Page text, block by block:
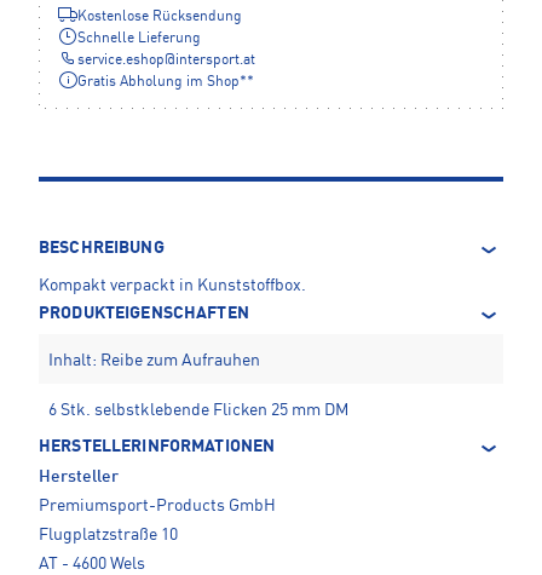
Kostenlose Rücksendung
Schnelle Lieferung
service.eshop@ intersport.at
Gratis Abholung im Shop**
BESCHREIBUNG
Kompakt verpackt in Kunststoffbox.
PRODUKTEIGENSCHAFTEN
Inhalt: Reibe zum Aufrauhen
6 Stk. selbstklebende Flicken 25 mm DM
HERSTELLERINFORMATIONEN
Hersteller
Premiumsport-Products GmbH
Flugplatzstraße 10
AT - 4600 Wels